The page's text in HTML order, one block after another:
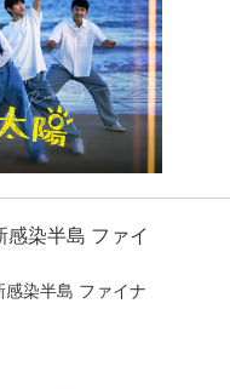
感染半島 ファイ
染半島 ファイナ